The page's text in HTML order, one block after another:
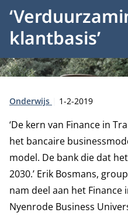
klantbasis’
Type:
Onderwijs Publicatiedatum:
1-2-2019
‘De kern van Finance in
het bancaire
model. De bank die dat
2030.’ Erik Bosmans,
nam deel aan het
Nyenrode Business